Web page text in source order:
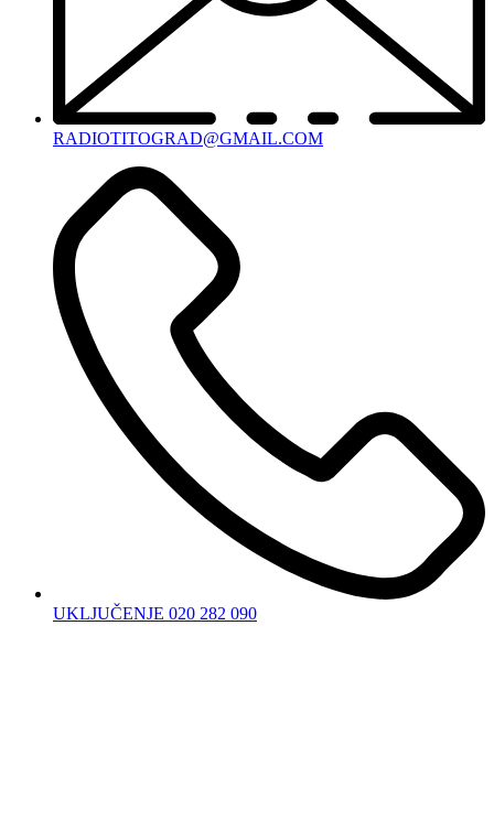
RADIOTITOGRAD@GMAIL.COM
UKLJUČENJE 020 282 090